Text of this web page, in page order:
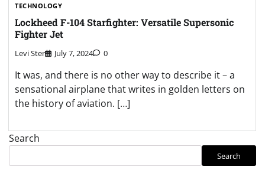
TECHNOLOGY
Lockheed F-104 Starfighter: Versatile Supersonic
Fighter Jet
Levi Ster July 7, 2024 0
It was, and there is no other way to describe it – a
sensational airplane that writes in golden letters on
the history of aviation. […]
Search
Search